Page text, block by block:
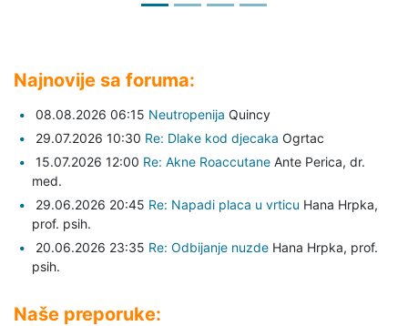
Najnovije sa foruma:
08.08.2026 06:15 Neutropenija Quincy
29.07.2026 10:30 Re: Dlake kod djecaka Ogrtac
15.07.2026 12:00 Re: Akne Roaccutane Ante Perica, dr.
med.
29.06.2026 20:45 Re: Napadi placa u vrticu Hana Hrpka,
prof. psih.
20.06.2026 23:35 Re: Odbijanje nuzde Hana Hrpka, prof.
psih.
Naše preporuke: